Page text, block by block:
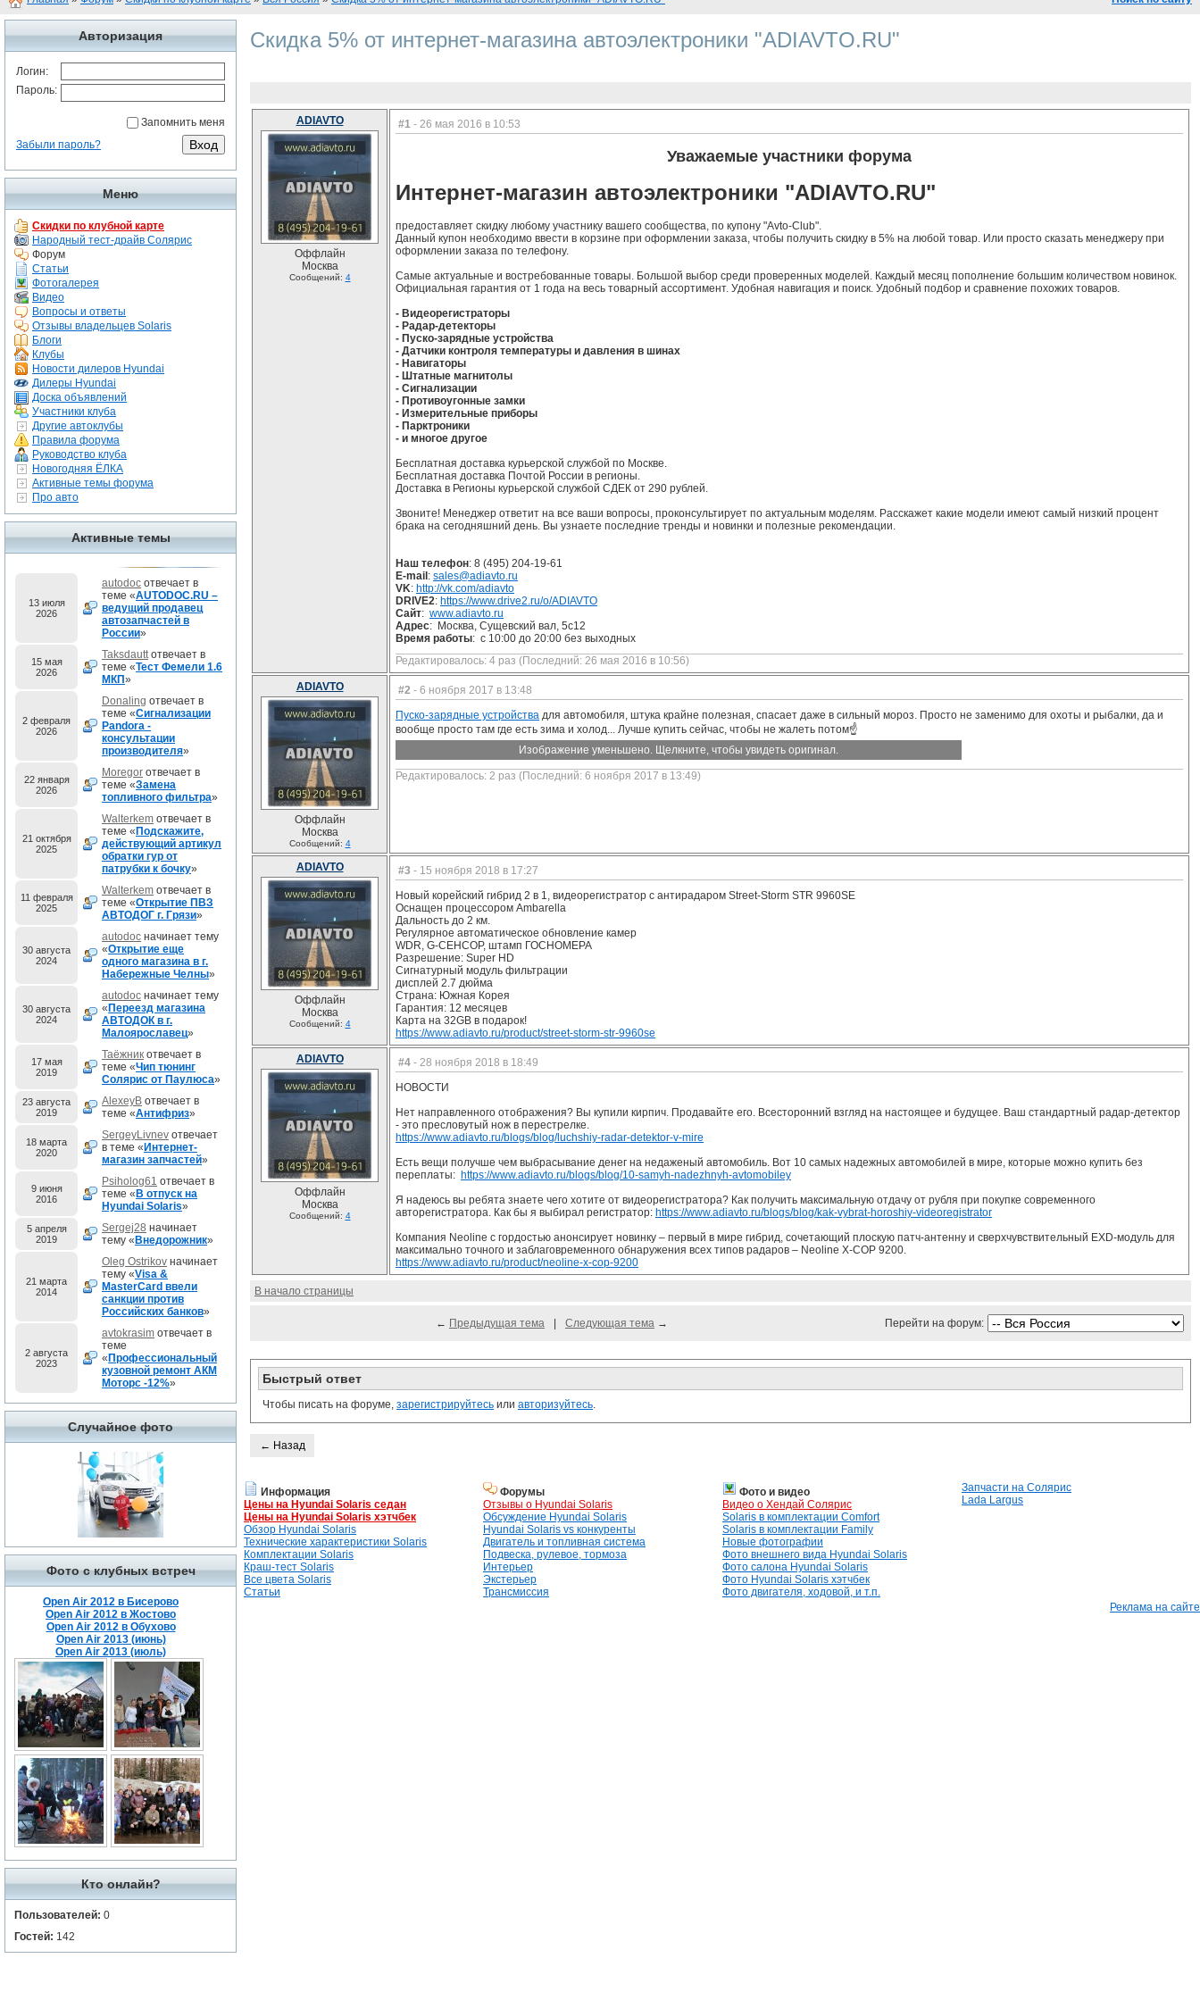
Авторизация
Логин:
Пароль:
Запомнить меня
Забыли пароль?
Меню
Скидки по клубной карте
Народный тест-драйв Солярис
Форум
Статьи
Фотогалерея
Видео
Вопросы и ответы
Отзывы владельцев Solaris
Блоги
Клубы
Новости дилеров Hyundai
Дилеры Hyundai
Доска объявлений
Участники клуба
Другие автоклубы
Правила форума
Руководство клуба
Новогодняя ЁЛКА
Активные темы форума
Про авто
Активные темы
13 июля
2026
autodoc отвечает в
теме «AUTODOC.RU –
ведущий продавец
автозапчастей в
России»
15 мая
2026
Taksdauttотвечает в
теме «Тест Фемели 1.6
МКП»
2 февраля
2026
Donaling отвечает в
теме «Сигнализации
Pandora -
консультации
производителя»
22 января
2026
Moregor отвечает в
теме «Замена
топливного фильтра»
21 октября
2025
Walterkem отвечает в
теме « Подскажите,
действующий артикул
обратки гур от
патрубки к бочку»
11 февраля
2025
Walterkem отвечает в
теме «Открытие ПВЗ
АВТОДОГ г. Грязи»
30 августа
2024
autodoc начинает тему
«Открытие еще
одного магазина в г.
Набережные Челны»
30 августа
2024
autodoc начинает тему
« Переезд магазина
АВТОДОК в г.
Малоярославец»
17 мая
2019
Таёжник отвечает в
теме «Чип тюнинг
Солярис от Паулюса»
23 августа
2019
AlexeyB отвечает в
теме «Антифриз»
18 марта
2020
SergeyLivnev отвечает
в теме « Интернет-
магазин запчастей»
9 июня
2016
Psiholog61 отвечает в
теме « В отпуск на
Hyundai Solaris»
5 апреля
2019
Sergej28 начинает
тему « Внедорожник»
21 марта
2014
Oleg Ostrikov начинает
тему «Visa &
MasterCard ввели
санкции против
Российских банков»
2 августа
2023
avtokrasim отвечает в
теме
« Профессиональный
кузовной ремонт АКМ
Моторс -12%»
Случайное фото
Фото с клубных встреч
Open Air 2012 в Бисерово
Open Air 2012 в Жостово
Open Air 2012 в Обухово
Open Air 2013 (июнь)
Open Air 2013 (июль)
Кто онлайн?
Пользователей: 0
Гостей: 142
Скидка 5% от интернет-магазина автоэлектроники "ADIAVTO.RU"
ADIAVTO
Оффлайн
Москва
Сообщений: 4
#1 - 26 мая 2016 в 10:53
Уважаемые участники форума
Интернет-магазин автоэлектроники "ADIAVTO.RU"
предоставляет скидку любому участнику вашего сообщества, по купону "Avto-Club".
Данный купон необходимо ввести в корзине при оформлении заказа, чтобы получить скидку в 5% на любой товар. Или просто сказать менеджеру при
оформлении заказа по телефону.
Самые актуальные и востребованные товары. Большой выбор среди проверенных моделей. Каждый месяц пополнение большим количеством новинок.
Официальная гарантия от 1 года на весь товарный ассортимент. Удобная навигация и поиск. Удобный подбор и сравнение похожих товаров.
- Видеорегистраторы
- Радар-детекторы
- Пуско-зарядные устройства
- Датчики контроля температуры и давления в шинах
- Навигаторы
- Штатные магнитолы
- Сигнализации
- Противоугонные замки
- Измерительные приборы
- Парктроники
- и многое другое
Бесплатная доставка курьерской службой по Москве.
Бесплатная доставка Почтой России в регионы.
Доставка в Регионы курьерской службой СДЕК от 290 рублей.
Звоните! Менеджер ответит на все ваши вопросы, проконсультирует по актуальным моделям. Расскажет какие модели имеют самый низкий процент
брака на сегодняшний день. Вы узнаете последние тренды и новинки и полезные рекомендации.
Наш телефон: 8 (495) 204-19-61
E-mail : sales@adiavto.ru
VK: http://vk.com/adiavto
DRIVE2: https://www.drive2.ru/o/ADIAVTO
Сайт: www.adiavto.ru
Адрес: Москва, Сущевский вал, 5с12
Время работы: с 10:00 до 20:00 без выходных
Редактировалось: 4 раз (Последний: 26 мая 2016 в 10:56)
ADIAVTO
Оффлайн
Москва
Сообщений: 4
#2 - 6 ноября 2017 в 13:48
Пуско-зарядные устройства для автомобиля, штука крайне полезная, спасает даже в сильный мороз. Просто не заменимо для охоты и рыбалки, да и
вообще просто там где есть зима и холод... Лучше купить сейчас, чтобы не жалеть потом☝
Изображение уменьшено. Щелкните, чтобы увидеть оригинал.
Редактировалось: 2 раз (Последний: 6 ноября 2017 в 13:49)
ADIAVTO
Оффлайн
Москва
Сообщений: 4
#3 - 15 ноября 2018 в 17:27
Новый корейский гибрид 2 в 1, видеорегистратор с антирадаром Street-Storm STR 9960SE
Оснащен процессором Ambarella
Дальность до 2 км.
Регулярное автоматическое обновление камер
WDR, G-СЕНСОР, штамп ГОСНОМЕРА
Разрешение: Super HD
Сигнатурный модуль фильтрации
дисплей 2.7 дюйма
Страна: Южная Корея
Гарантия: 12 месяцев
Карта на 32GB в подарок!
https://www.adiavto.ru/product/street-storm-str-9960se
ADIAVTO
Оффлайн
Москва
Сообщений: 4
#4 - 28 ноября 2018 в 18:49
НОВОСТИ
Нет направленного отображения? Вы купили кирпич. Продавайте его. Всесторонний взгляд на настоящее и будущее. Ваш стандартный радар-детектор
- это пресловутый нож в перестрелке.
https://www.adiavto.ru/blogs/blog/luchshiy-radar-detektor-v-mire
Есть вещи получше чем выбрасывание денег на недаженый автомобиль. Вот 10 самых надежных автомобилей в мире, которые можно купить без
переплаты: https://www.adiavto.ru/blogs/blog/10-samyh-nadezhnyh-avtomobiley
Я надеюсь вы ребята знаете чего хотите от видеорегистратора? Как получить максимальную отдачу от рубля при покупке современного
авторегистратора. Как бы я выбирал регистратор: https://www.adiavto.ru/blogs/blog/kak-vybrat-horoshiy-videoregistrator
Компания Neoline с гордостью анонсирует новинку – первый в мире гибрид, сочетающий плоскую патч-антенну и сверхчувствительный EXD-модуль для
максимально точного и заблаговременного обнаружения всех типов радаров – Neoline X-COP 9200.
https://www.adiavto.ru/product/neoline-x-cop-9200
В начало страницы
← Предыдущая тема Следующая тема → Перейти на форум:
Быстрый ответ
Чтобы писать на форуме, зарегистрируйтесь или авторизуйтесь.
← Назад
Информация
Цены на Hyundai Solaris седан
Цены на Hyundai Solaris хэтчбек
Обзор Hyundai Solaris
Технические характеристики Solaris
Комплектации Solaris
Краш-тест Solaris
Все цвета Solaris
Статьи
Форумы
Отзывы о Hyundai Solaris
Обсуждение Hyundai Solaris
Hyundai Solaris vs конкуренты
Двигатель и топливная система
Подвеска, рулевое, тормоза
Интерьер
Экстерьер
Трансмиссия
Фото и видео
Видео о Хендай Солярис
Solaris в комплектации Comfort
Solaris в комплектации Family
Новые фотографии
Фото внешнего вида Hyundai Solaris
Фото салона Hyundai Solaris
Фото Hyundai Solaris хэтчбек
Фото двигателя, ходовой, и т.п.
Запчасти на Солярис
Lada Largus
Реклама на сайте